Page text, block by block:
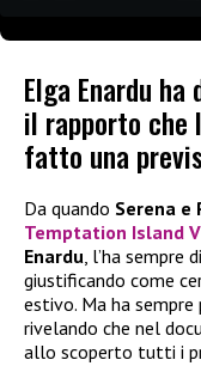
Elga Enardu
il rapporto che
fatto una
Da quando Serena e
Temptation Island
Enardu, l’ha sempre
giustificando come
estivo. Ma ha
rivelando che nel
allo scoperto tutti i